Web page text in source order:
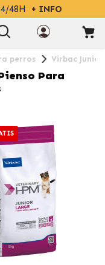
48H + INFO
perros Virbac
Para